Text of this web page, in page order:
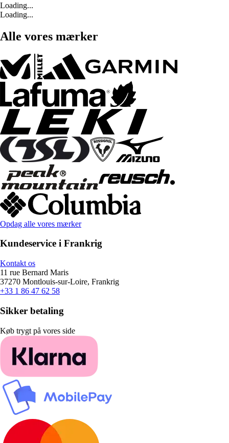
Loading...
Loading...
Alle vores mærker
Opdag alle vores mærker
Kundeservice i Frankrig
Kontakt os
11 rue Bernard Maris
37270 Montlouis-sur-Loire, Frankrig
+33 1 86 47 62 58
Sikker betaling
Køb trygt på vores side